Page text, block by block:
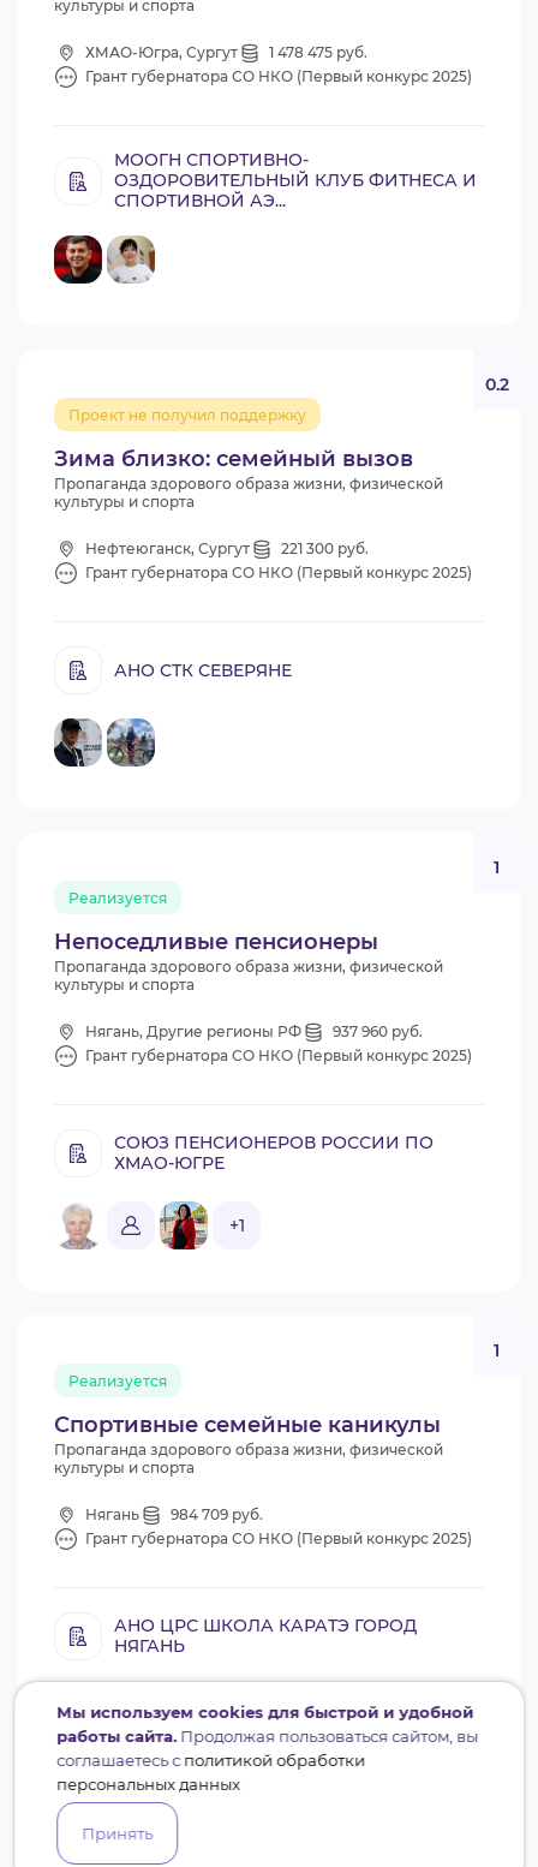
культуры и спорта
ХМАО-Югра, Сургут
1 478 475 руб.
Грант губернатора СО НКО (Первый конкурс 2025)
МООГН СПОРТИВНО-
ОЗДОРОВИТЕЛЬНЫЙ КЛУБ ФИТНЕСА И
СПОРТИВНОЙ АЭ...
Зима близко: семейный вызов
Проект не получил поддержку
0.2
Пропаганда здорового образа жизни, физической
культуры и спорта
Нефтеюганск, Сургут
221 300 руб.
Грант губернатора СО НКО (Первый конкурс 2025)
АНО СТК СЕВЕРЯНЕ
Непоседливые пенсионеры
Реализуется
1
Пропаганда здорового образа жизни, физической
культуры и спорта
Нягань, Другие регионы РФ
937 960 руб.
Грант губернатора СО НКО (Первый конкурс 2025)
СОЮЗ ПЕНСИОНЕРОВ РОССИИ ПО
ХМАО-ЮГРЕ
+1
Спортивные семейные каникулы
Реализуется
1
Пропаганда здорового образа жизни, физической
культуры и спорта
Нягань
984 709 руб.
Грант губернатора СО НКО (Первый конкурс 2025)
АНО ЦРС ШКОЛА КАРАТЭ ГОРОД
НЯГАНЬ
Проект не получил поддержку
Мы используем cookies для быстрой и удобной
работы сайта.Продолжая пользоваться сайтом, вы
соглашаетесь сполитикой обработки
персональных данных
Принять